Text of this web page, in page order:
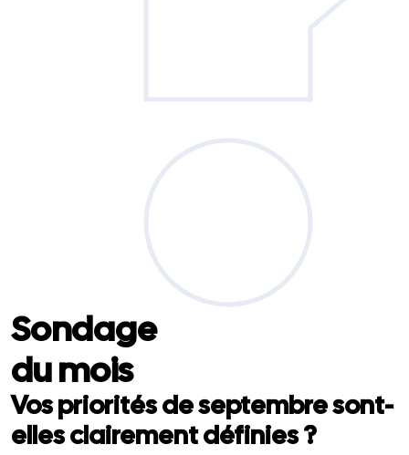
Sondage
du mois
Vos priorités de septembre sont-
elles clairement définies ?